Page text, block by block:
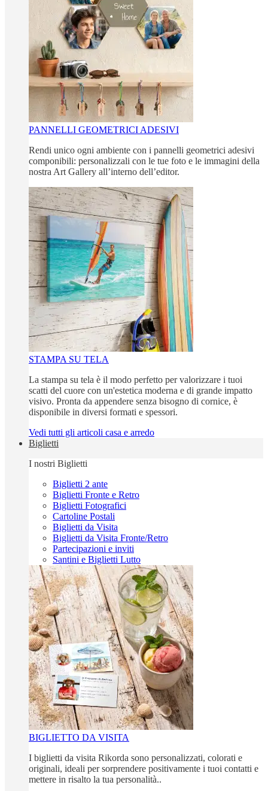
PANNELLI GEOMETRICI ADESIVI
Rendi unico ogni ambiente con i pannelli geometrici adesivi
componibili: personalizzali con le tue foto e le immagini della
nostra Art Gallery all’interno dell’editor.
STAMPA SU TELA
La stampa su tela è il modo perfetto per valorizzare i tuoi
scatti del cuore con un'estetica moderna e di grande impatto
visivo. Pronta da appendere senza bisogno di cornice, è
disponibile in diversi formati e spessori.
Vedi tutti gli articoli casa e arredo
Biglietti
I nostri Biglietti
Biglietti 2 ante
Biglietti Fronte e Retro
Biglietti Fotografici
Cartoline Postali
Biglietti da Visita
Biglietti da Visita Fronte/Retro
Partecipazioni e inviti
Santini e Biglietti Lutto
BIGLIETTO DA VISITA
I biglietti da visita Rikorda sono personalizzati, colorati e
originali, ideali per sorprendere positivamente i tuoi contatti e
mettere in risalto la tua personalità..